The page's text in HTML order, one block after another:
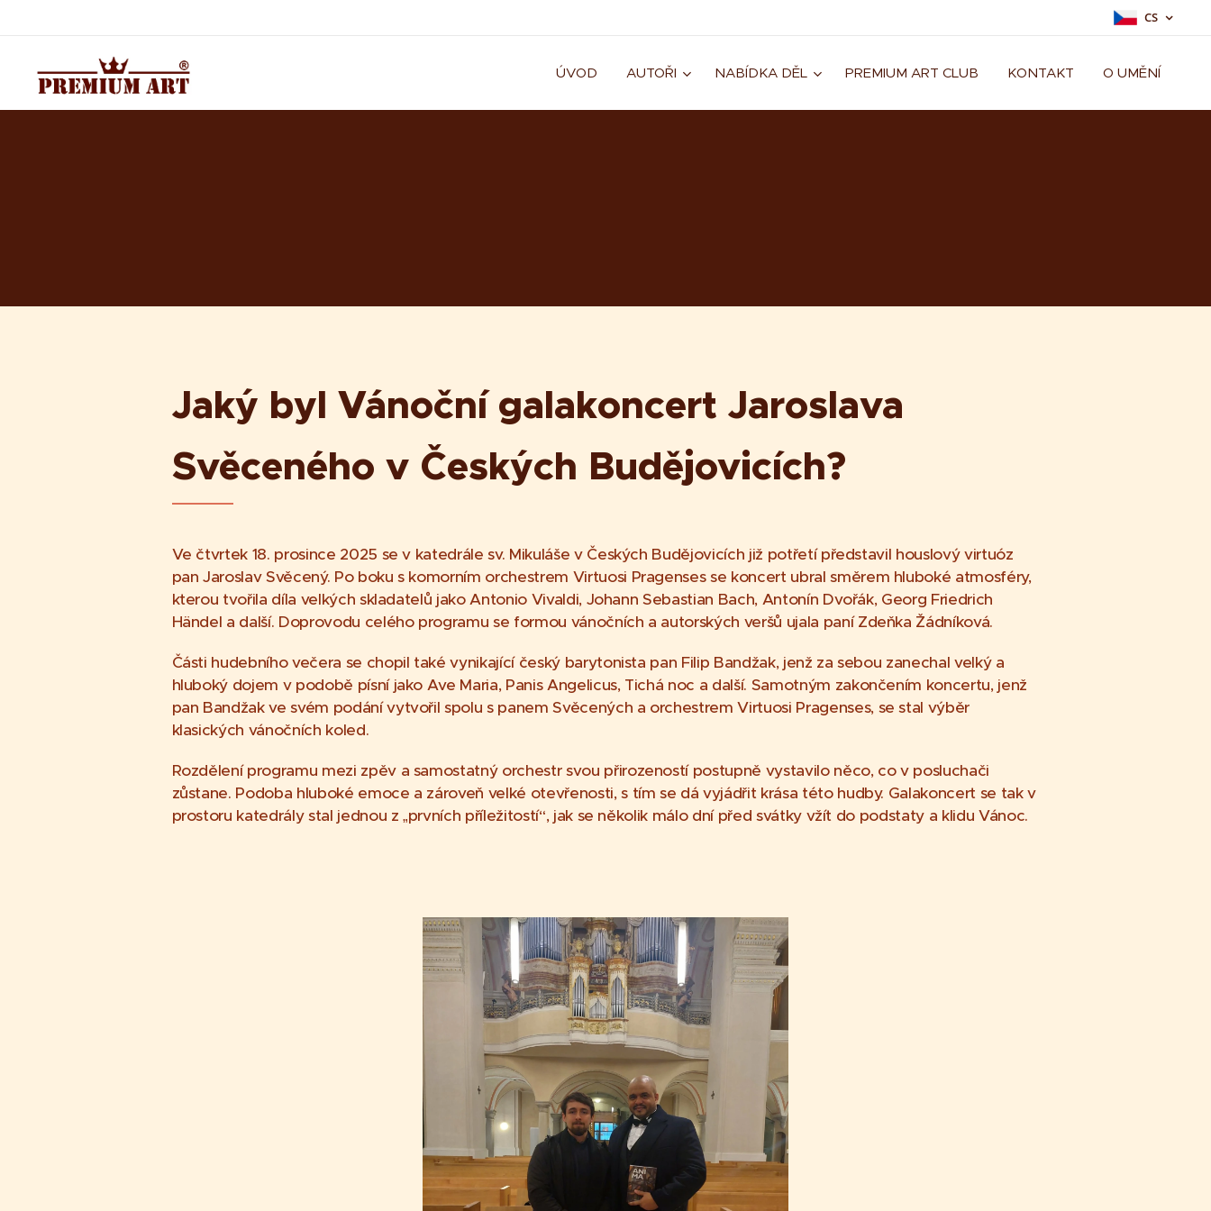
CS
ÚVOD AUTOŘI NABÍDKA DĚL PREMIUM ART CLUB KONTAKT O UMĚNÍ
Jaký byl Vánoční galakoncert Jaroslava
Svěceného v Českých Budějovicích?
Ve čtvrtek 18. prosince 2025 se v katedrále sv. Mikuláše v Českých Budějovicích již potřetí představil houslový virtuóz
pan Jaroslav Svěcený. Po boku s komorním orchestrem Virtuosi Pragenses se koncert ubral směrem hluboké atmosféry,
kterou tvořila díla velkých skladatelů jako Antonio Vivaldi, Johann Sebastian Bach, Antonín Dvořák, Georg Friedrich
Händel a další. Doprovodu celého programu se formou vánočních a autorských veršů ujala paní Zdeňka Žádníková.
Části hudebního večera se chopil také vynikající český barytonista pan Filip Bandžak, jenž za sebou zanechal velký a
hluboký dojem v podobě písní jako Ave Maria, Panis Angelicus, Tichá noc a další. Samotným zakončením koncertu, jenž
pan Bandžak ve svém podání vytvořil spolu s panem Svěcených a orchestrem Virtuosi Pragenses, se stal výběr
klasických vánočních koled.
Rozdělení programu mezi zpěv a samostatný orchestr svou přirozeností postupně vystavilo něco, co v posluchači
zůstane. Podoba hluboké emoce a zároveň velké otevřenosti, s tím se dá vyjádřit krása této hudby. Galakoncert se tak v
prostoru katedrály stal jednou z „prvních příležitostí“, jak se několik málo dní před svátky vžít do podstaty a klidu Vánoc.